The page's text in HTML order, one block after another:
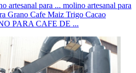
artesanal para ... molino artesanal para
Grano Cafe Maiz Trigo Cacao
PARA CAFE DE ...